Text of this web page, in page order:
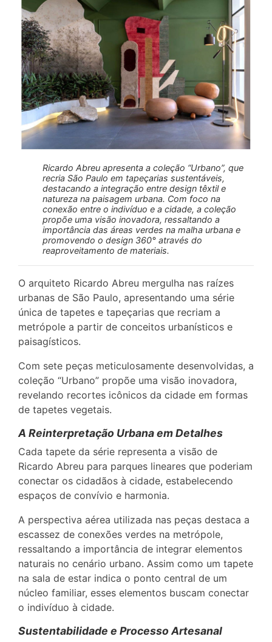
Ricardo Abreu apresenta a coleção “Urbano”, que
recria São Paulo em tapeçarias sustentáveis,
destacando a integração entre design têxtil e
natureza na paisagem urbana. Com foco na
conexão entre o indivíduo e a cidade, a coleção
propõe uma visão inovadora, ressaltando a
importância das áreas verdes na malha urbana e
promovendo o design 360° através do
reaproveitamento de materiais.
O arquiteto Ricardo Abreu mergulha nas raízes
urbanas de São Paulo, apresentando uma série
única de tapetes e tapeçarias que recriam a
metrópole a partir de conceitos urbanísticos e
paisagísticos.
Com sete peças meticulosamente desenvolvidas, a
coleção “Urbano” propõe uma visão inovadora,
revelando recortes icônicos da cidade em formas
de tapetes vegetais.
A Reinterpretação Urbana em Detalhes
Cada tapete da série representa a visão de
Ricardo Abreu para parques lineares que poderiam
conectar os cidadãos à cidade, estabelecendo
espaços de convívio e harmonia.
A perspectiva aérea utilizada nas peças destaca a
escassez de conexões verdes na metrópole,
ressaltando a importância de integrar elementos
naturais no cenário urbano. Assim como um tapete
na sala de estar indica o ponto central de um
núcleo familiar, esses elementos buscam conectar
o indivíduo à cidade.
Sustentabilidade e Processo Artesanal